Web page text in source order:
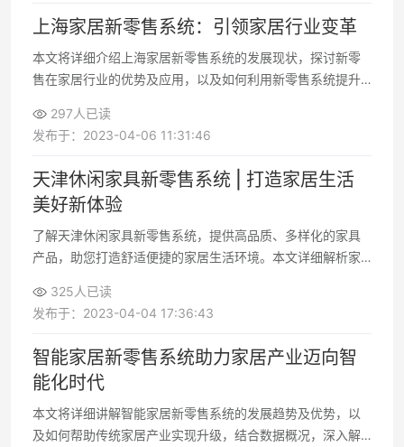
上海家居新零售系统：引领家居行业变革
本文将详细介绍上海家居新零售系统的发展现状，探讨新零
售在家居行业的优势及应用，以及如何利用新零售系统提升
297人已读
发布于：2023-04-06 11:31:46
天津休闲家具新零售系统 | 打造家居生活
美好新体验
了解天津休闲家具新零售系统，提供高品质、多样化的家具
产品，助您打造舒适便捷的家居生活环境。本文详细解析家
325人已读
发布于：2023-04-04 17:36:43
智能家居新零售系统助力家居产业迈向智
能化时代
本文将详细讲解智能家居新零售系统的发展趋势及优势，以
及如何帮助传统家居产业实现升级，结合数据概况，深入解